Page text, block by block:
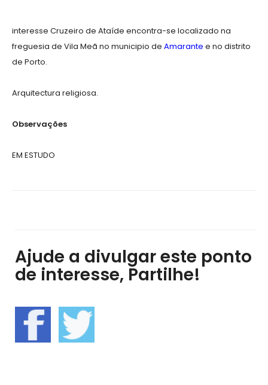
interesse Cruzeiro de Ataíde encontra-se localizado na
freguesia de Vila Meã no municipio de Amarante e no distrito
de Porto.
Arquitectura religiosa.
Observações
EM ESTUDO
Ajude a divulgar este ponto
de interesse, Partilhe!